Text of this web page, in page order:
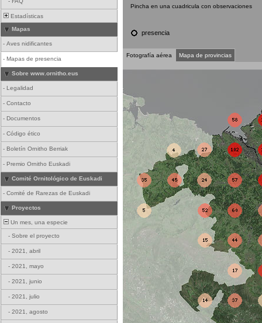
Estadísticas
Mapas
- Aves nidificantes
- Mapas de presencia
Sobre www.ornitho.eus
- Legalidad
- Contacto
- Documentos
- Código ético
- Boletín Ornitho Berriak
- Premio Ornitho Euskadi
Comité Ornitológico de Euskadi
- Comité de Rarezas de Euskadi
Proyectos
Un mes, una especie
- Sobre el proyecto
- 2021, abril
- 2021, mayo
- 2021, junio
- 2021, julio
- 2021, agosto
Pincha en una cuadricula con observaciones
presencia
Fotografía aérea Mapa de provincias